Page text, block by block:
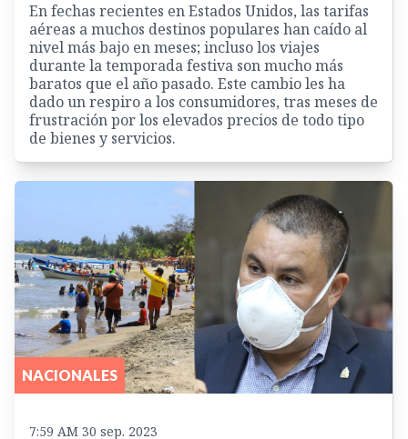
En fechas recientes en Estados Unidos, las tarifas
aéreas a muchos destinos populares han caído al
nivel más bajo en meses; incluso los viajes
durante la temporada festiva son mucho más
baratos que el año pasado. Este cambio les ha
dado un respiro a los consumidores, tras meses de
frustración por los elevados precios de todo tipo
de bienes y servicios.
NACIONALES
7:59 AM 30 sep. 2023